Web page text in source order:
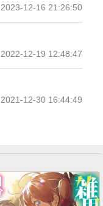
2023-12-16 21:26:50
2022-12-19 12:48:47
2021-12-30 16:44:49